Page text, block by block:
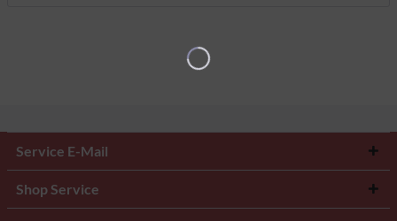
Service E-Mail
Shop Service